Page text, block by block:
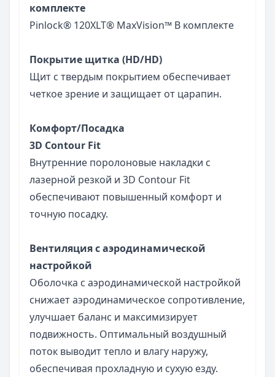
комплекте
Pinlock® 120XLT® MaxVision™ В комплекте
Покрытие щитка (HD/HD)
Щит с твердым покрытием обеспечивает
четкое зрение и защищает от царапин.
Комфорт/Посадка
3D Contour Fit
Внутренние поролоновые накладки с
лазерной резкой и 3D Contour Fit
обеспечивают повышенный комфорт и
точную посадку.
Вентиляция с аэродинамической
настройкой
Оболочка с аэродинамической настройкой
снижает аэродинамическое сопротивление,
улучшает баланс и максимизирует
подвижность. Оптимальный воздушный
поток выводит тепло и влагу наружу,
обеспечивая прохладную и сухую езду.